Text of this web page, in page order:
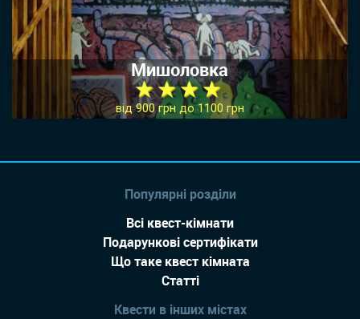
Мишоловка
★ ★ ★ ★
від 900 грн до 1100 грн
Популярні розділи
Всі квест-кімнати
Подарункові сертифікати
Що таке квест кімната
Статті
Квести в інших містах